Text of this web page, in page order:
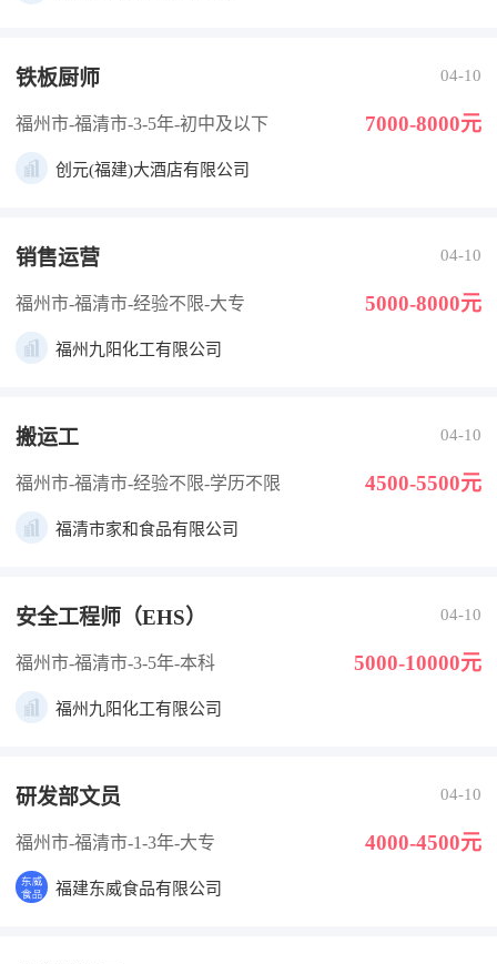
铁板厨师 04-10
福州市-福清市-3-5年-初中及以下 7000-8000元
创元(福建)大酒店有限公司
销售运营 04-10
福州市-福清市-经验不限-大专 5000-8000元
福州九阳化工有限公司
搬运工 04-10
福州市-福清市-经验不限-学历不限 4500-5500元
福清市家和食品有限公司
安全工程师（EHS） 04-10
福州市-福清市-3-5年-本科 5000-10000元
福州九阳化工有限公司
研发部文员 04-10
福州市-福清市-1-3年-大专 4000-4500元
福建东威食品有限公司